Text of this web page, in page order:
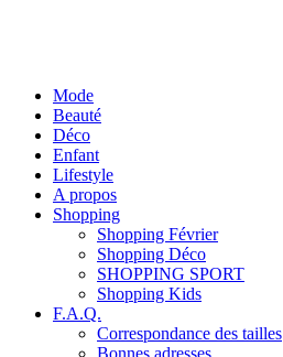
Mode
Beauté
Déco
Enfant
Lifestyle
A propos
Shopping
Shopping Février
Shopping Déco
SHOPPING SPORT
Shopping Kids
F.A.Q.
Correspondance des tailles
Bonnes adresses